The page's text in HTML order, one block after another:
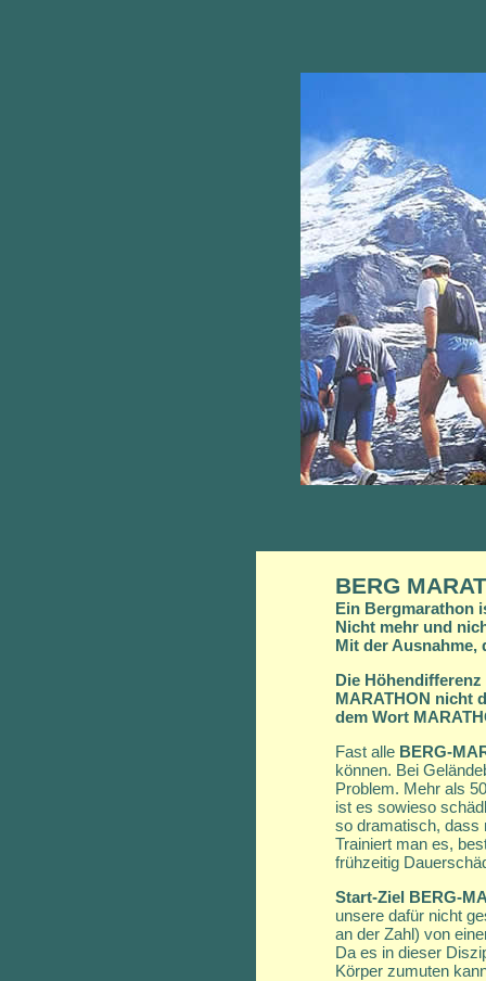
BERG
Ein Bergmarathon
Nicht mehr und
Mit der Ausnahme,
Die
MARATHON nicht
dem Wort
Fast alle BERG-
können. Bei
Problem. Mehr als
ist es sowieso
so dramatisch, dass
Trainiert man es,
frühzeitig
Start-Ziel BERG-
unsere dafür nicht
an der Zahl) von
Da es in dieser
Körper zumuten